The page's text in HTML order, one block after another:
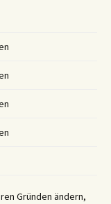
Gründen ändern,